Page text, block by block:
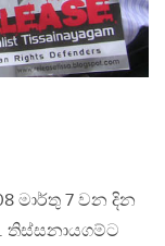
මාර්තු 7 වන දින
තිස්සනායගම්ට